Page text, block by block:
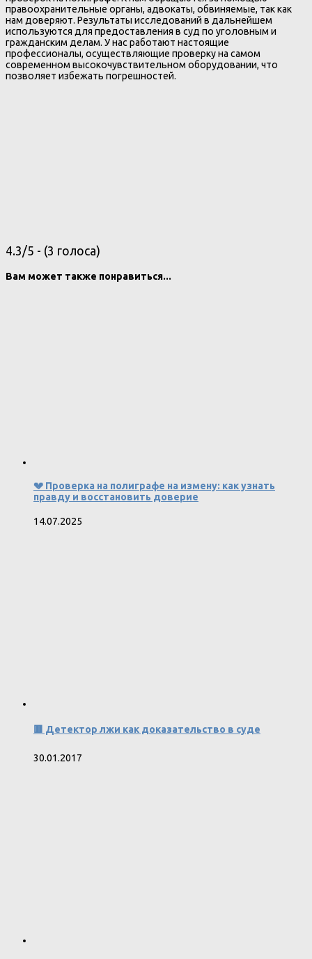
правоохранительные органы, адвокаты, обвиняемые, так как
нам доверяют. Результаты исследований в дальнейшем
используются для предоставления в суд по уголовным и
гражданским делам. У нас работают настоящие
профессионалы, осуществляющие проверку на самом
современном высокочувствительном оборудовании, что
позволяет избежать погрешностей.
4.3/5 - (3 голоса)
Вам может также понравиться...
💔 Проверка на полиграфе на измену: как узнать
правду и восстановить доверие
14.07.2025
🟥 Детектор лжи как доказательство в суде
30.01.2017